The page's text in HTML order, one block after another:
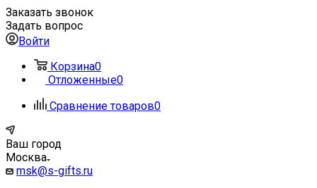
Заказать звонок
Задать вопрос
Войти
Корзина0
Отложенные0
Сравнение товаров0
Ваш город
Москва
msk@s-gifts.ru